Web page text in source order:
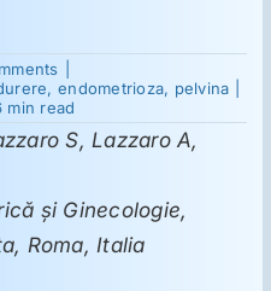
Dieta
fără
o
pentru
managementul
simptomelor
asociate
, endometrioza, pelvina
min read
S, Lazzaro A,
şi Ginecologie,
Roma, Italia